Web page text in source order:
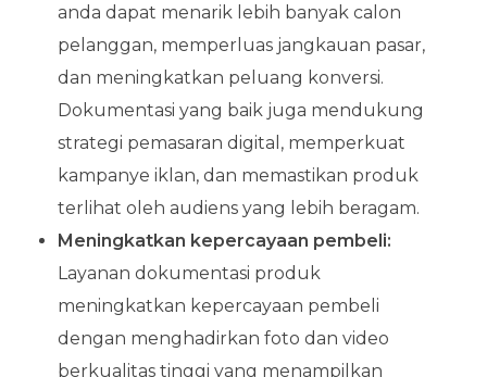
anda dapat menarik lebih banyak calon
pelanggan, memperluas jangkauan pasar,
dan meningkatkan peluang konversi.
Dokumentasi yang baik juga mendukung
strategi pemasaran digital, memperkuat
kampanye iklan, dan memastikan produk
terlihat oleh audiens yang lebih beragam.
Meningkatkan kepercayaan pembeli:
Layanan dokumentasi produk
meningkatkan kepercayaan pembeli
dengan menghadirkan foto dan video
berkualitas tinggi yang menampilkan